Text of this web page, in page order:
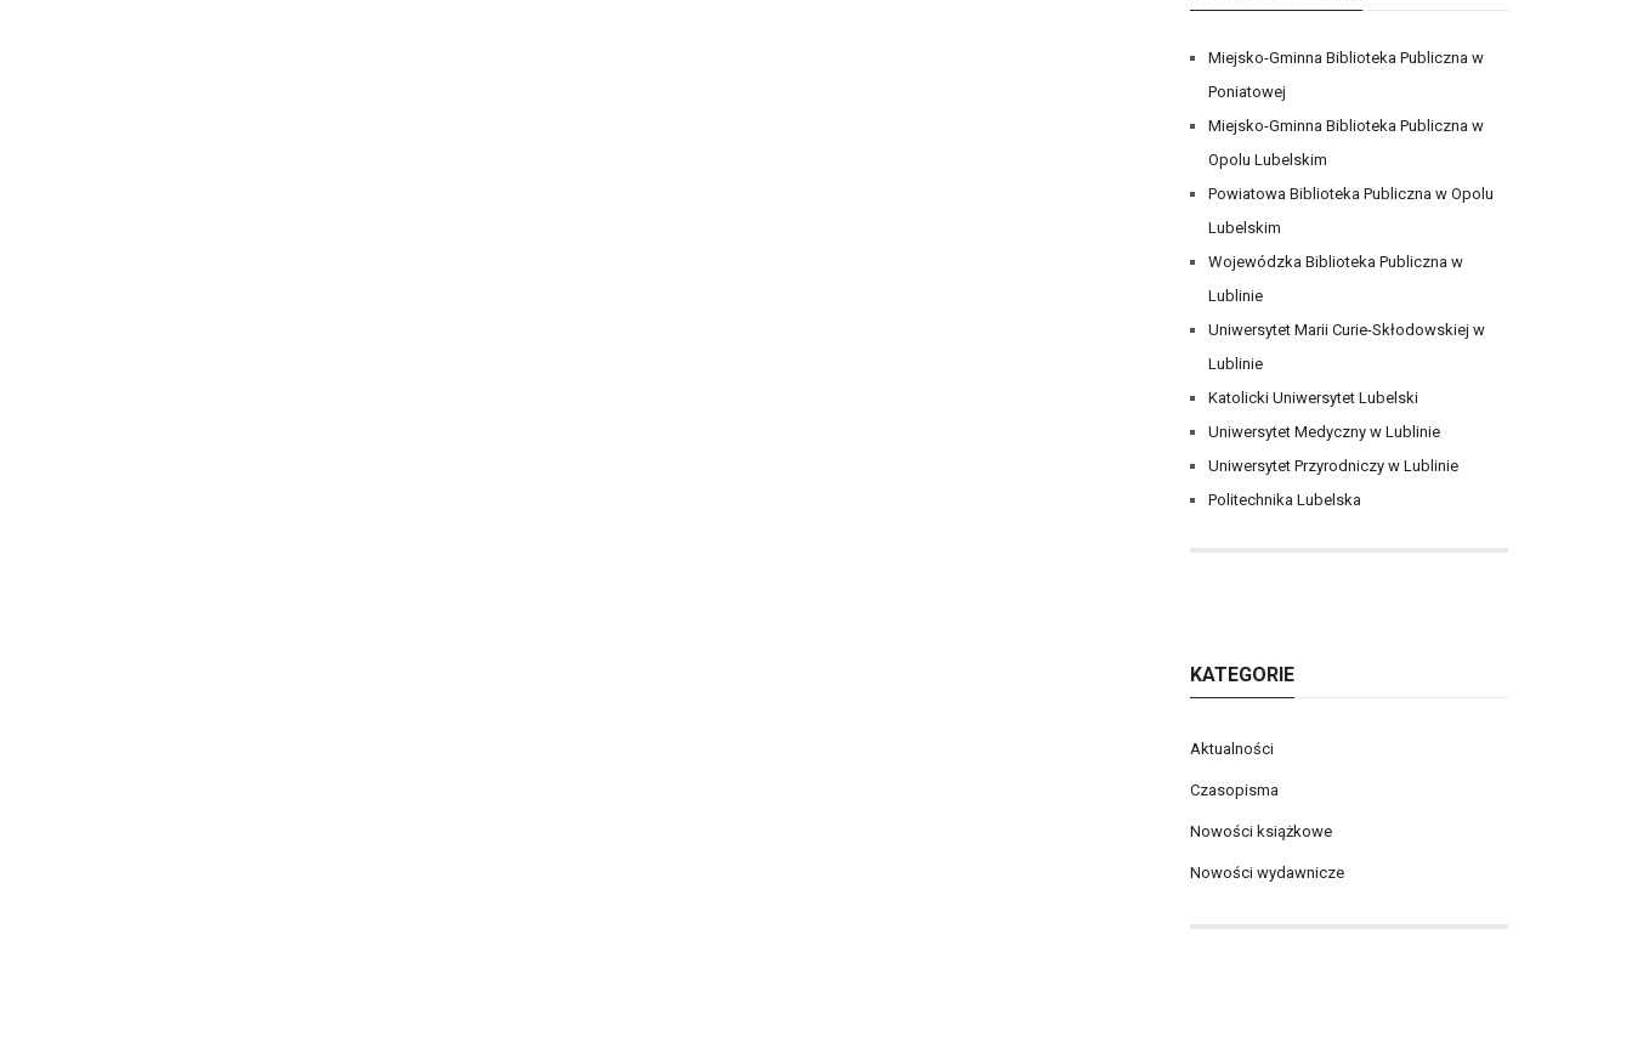
Miejsko-Gminna Biblioteka Publiczna w
Poniatowej
Miejsko-Gminna Biblioteka Publiczna w
Opolu Lubelskim
Powiatowa Biblioteka Publiczna w Opolu
Lubelskim
Wojewódzka Biblioteka Publiczna w
Lublinie
Uniwersytet Marii Curie-Skłodowskiej w
Lublinie
Katolicki Uniwersytet Lubelski
Uniwersytet Medyczny w Lublinie
Uniwersytet Przyrodniczy w Lublinie
Politechnika Lubelska
KATEGORIE
Aktualności
Czasopisma
Nowości książkowe
Nowości wydawnicze